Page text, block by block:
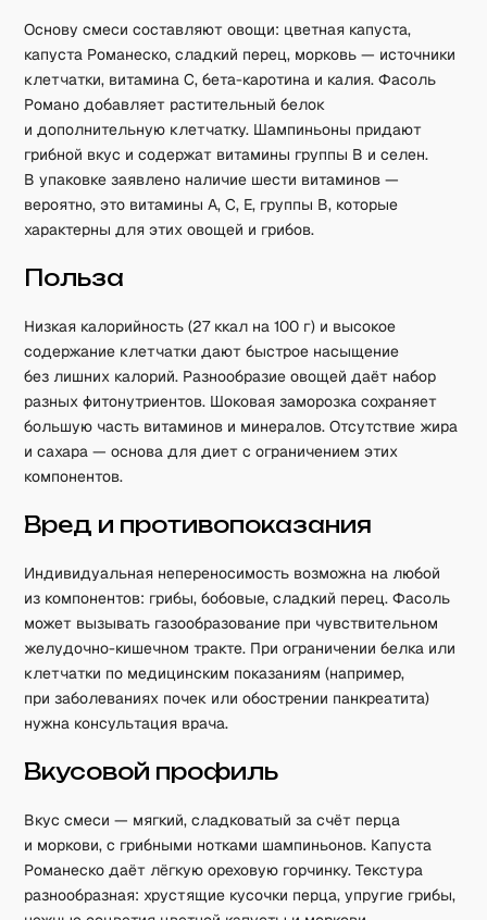
Основу смеси составляют овощи: цветная капуста,
капуста Романеско, сладкий перец, морковь — источники
клетчатки, витамина C, бета-каротина и калия. Фасоль
Романо добавляет растительный белок
и дополнительную клетчатку. Шампиньоны придают
грибной вкус и содержат витамины группы B и селен.
В упаковке заявлено наличие шести витаминов —
вероятно, это витамины A, C, E, группы B, которые
характерны для этих овощей и грибов.
Польза
Низкая калорийность (27 ккал на 100 г) и высокое
содержание клетчатки дают быстрое насыщение
без лишних калорий. Разнообразие овощей даёт набор
разных фитонутриентов. Шоковая заморозка сохраняет
большую часть витаминов и минералов. Отсутствие жира
и сахара — основа для диет с ограничением этих
компонентов.
Вред и противопоказания
Индивидуальная непереносимость возможна на любой
из компонентов: грибы, бобовые, сладкий перец. Фасоль
может вызывать газообразование при чувствительном
желудочно-кишечном тракте. При ограничении белка или
клетчатки по медицинским показаниям (например,
при заболеваниях почек или обострении панкреатита)
нужна консультация врача.
Вкусовой профиль
Вкус смеси — мягкий, сладковатый за счёт перца
и моркови, с грибными нотками шампиньонов. Капуста
Романеско даёт лёгкую ореховую горчинку. Текстура
разнообразная: хрустящие кусочки перца, упругие грибы,